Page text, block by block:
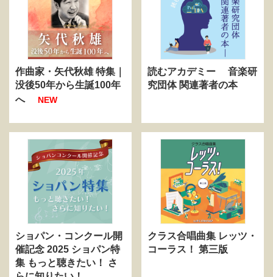
作曲家・矢代秋雄 特集｜
没後50年から生誕100年
へ
NEW
読むアカデミー 音楽研
究団体 関連著者の本
ショパン・コンクール開
催記念 2025 ショパン特
集 もっと聴きたい！ さ
クラス合唱曲集 レッツ・
コーラス！ 第三版